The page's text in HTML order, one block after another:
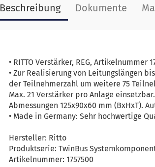
Beschreibung Dokumente
• RITTO Verstärker, REG, Artikelnummer
• Zur Realisierung von Leitungslängen
der Teilnehmerzahl um weitere 75
Max. 21 Verstärker pro Anlage
Abmessungen 125x90x60 mm (BxHxT).
• Made in Germany: Sehr hochwertige
Hersteller: Ritto
Produktserie: TwinBus
Artikelnummer: 1757500